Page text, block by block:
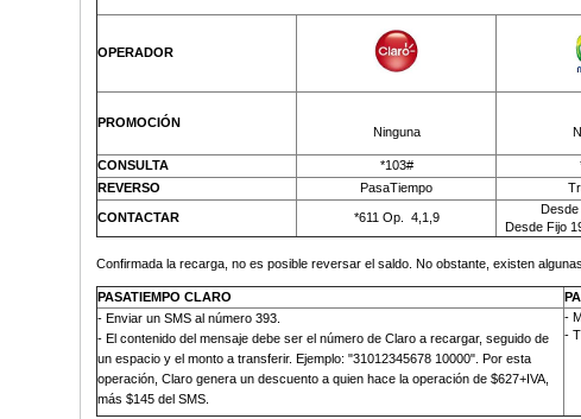
OPERADOR
PROMOCIÓN
Ninguna
CONSULTA *103#
REVERSO
PasaTiempo
CONTACTAR *611 Op. 4,1,9
Desde
Desde Fijo
Confirmada la recarga, no es posible reversar el saldo. No obstante, existen
PASATIEMPO CLARO
-Enviar un SMS al número 393
- El contenido del mensaje debe ser el número de Claro a recargar, seguido de
un espacio y el monto a transferir. Ejemplo: "31012345678 10000". Por esta
operación, Claro genera un descuento a quien hace la operación de $627+IVA,
más$145 del SMS
-
-